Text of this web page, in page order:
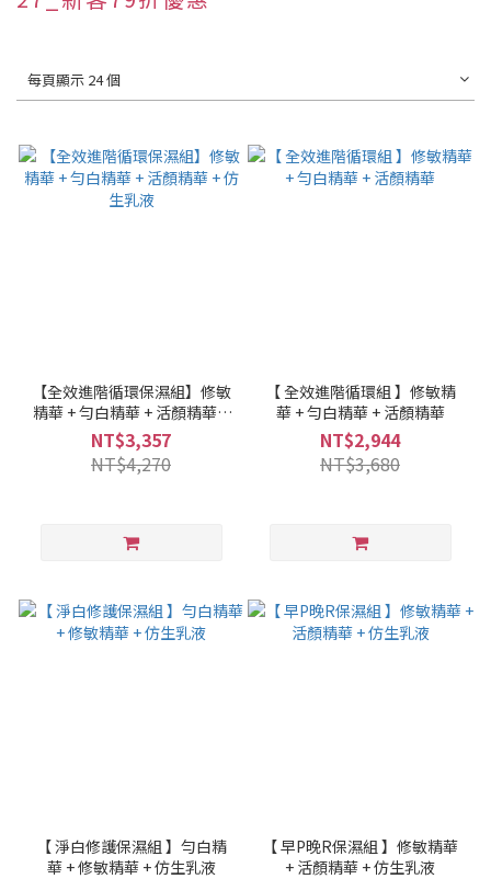
每頁顯示 24 個
【全效進階循環保濕組】修敏
精華 + 勻白精華 + 活顏精華 +
仿生乳液
NT$3,357
NT$4,270
【 全效進階循環組 】修敏精
華 + 勻白精華 + 活顏精華
NT$2,944
NT$3,680
【 淨白修護保濕組 】勻白精
華 + 修敏精華 + 仿生乳液
【 早P晚R保濕組 】修敏精華
+ 活顏精華 + 仿生乳液